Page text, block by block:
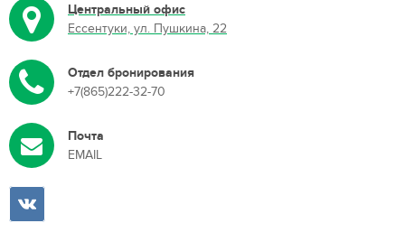
Центральный офис
Ессентуки, ул. Пушкина, 22
Отдел бронирования
+7(865)222-32-70
Почта
EMAIL